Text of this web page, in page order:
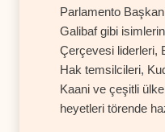
Parlamento
Galibaf gibi
Çerçevesi liderleri,
Hak temsilcileri,
Kaani ve çeşitli
heyetleri törende